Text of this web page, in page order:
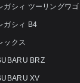
ガシィ ツーリングワ
ガシィ B4
ックス
BRZ
XV